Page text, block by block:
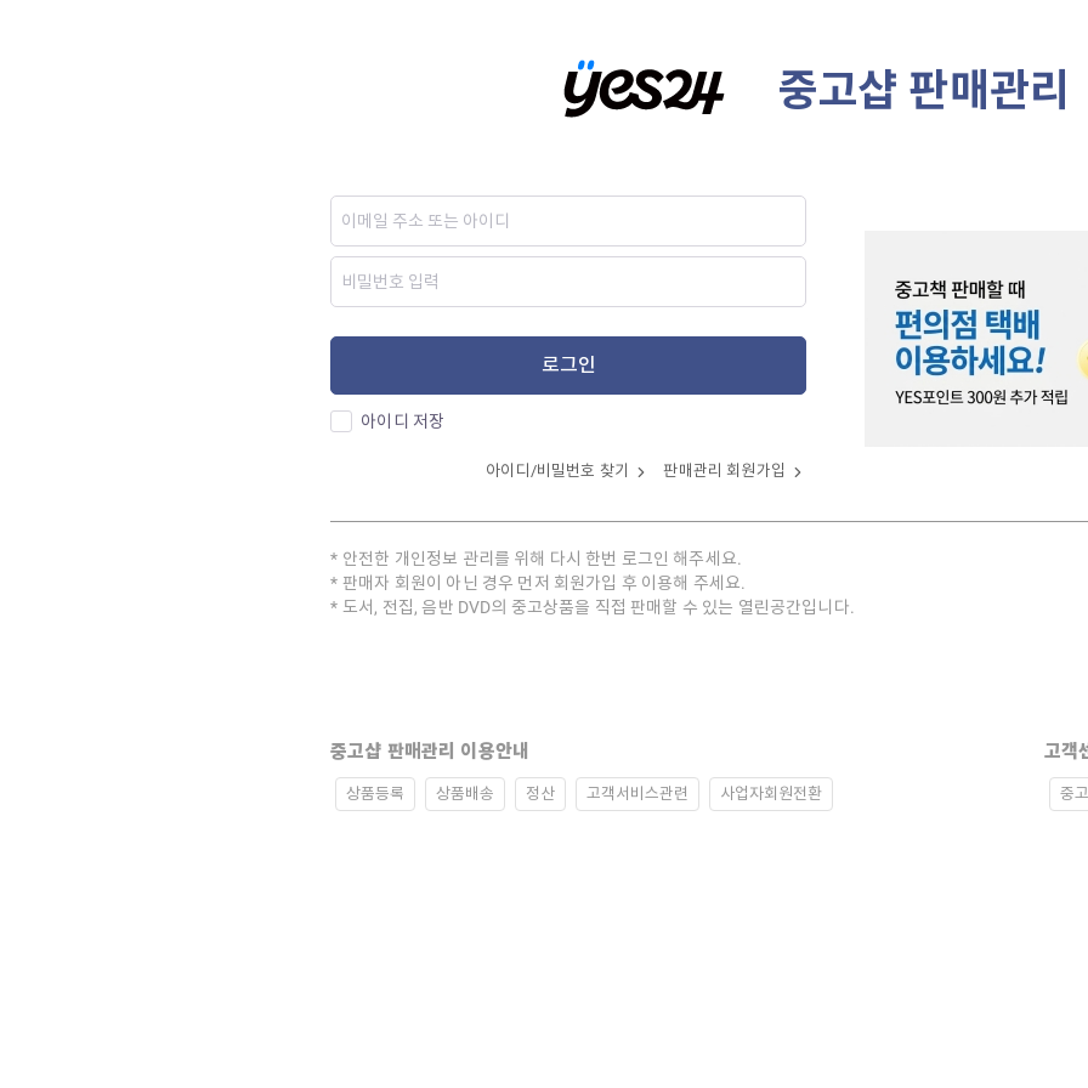
중고샵 판매관리
로그인
아이디 저장
아이디/비밀번호 찾기 판매관리 회원가입
안전한 개인정보 관리를 위해 다시 한번 로그인 해주세요.
판매자 회원이 아닌 경우 먼저 회원가입 후 이용해 주세요.
도서, 전집, 음반 DVD의 중고상품을 직접 판매할 수 있는 열린공간입니다.
중고샵 판매관리 이용안내
상품등록 상품배송 정산 고객서비스관련 사업자회원전환
고객
중